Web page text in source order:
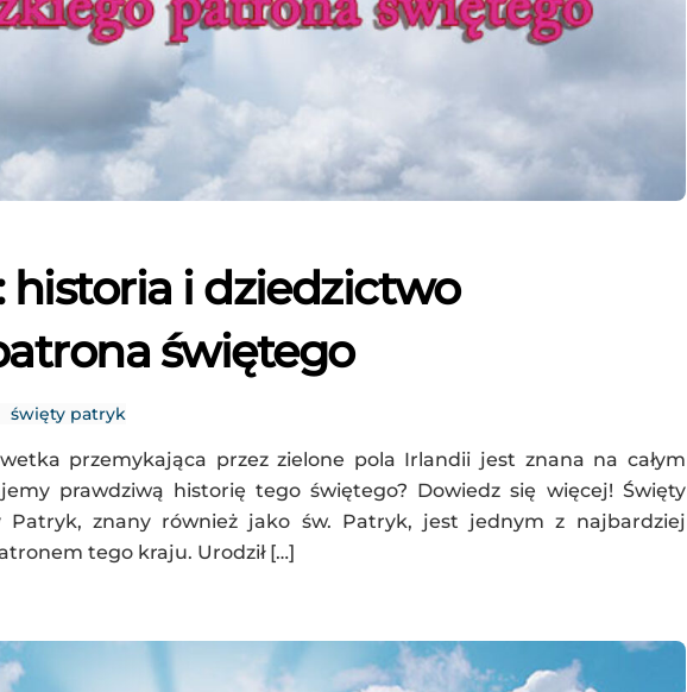
historia i dziedzictwo
świętego
święty patryk
przemykająca przez zielone pola Irlandii jest znana na całym
prawdziwą historię tego świętego? Dowiedz się więcej! Święty
znany również jako św. Patryk, jest jednym z najbardziej
tego kraju. Urodził […]